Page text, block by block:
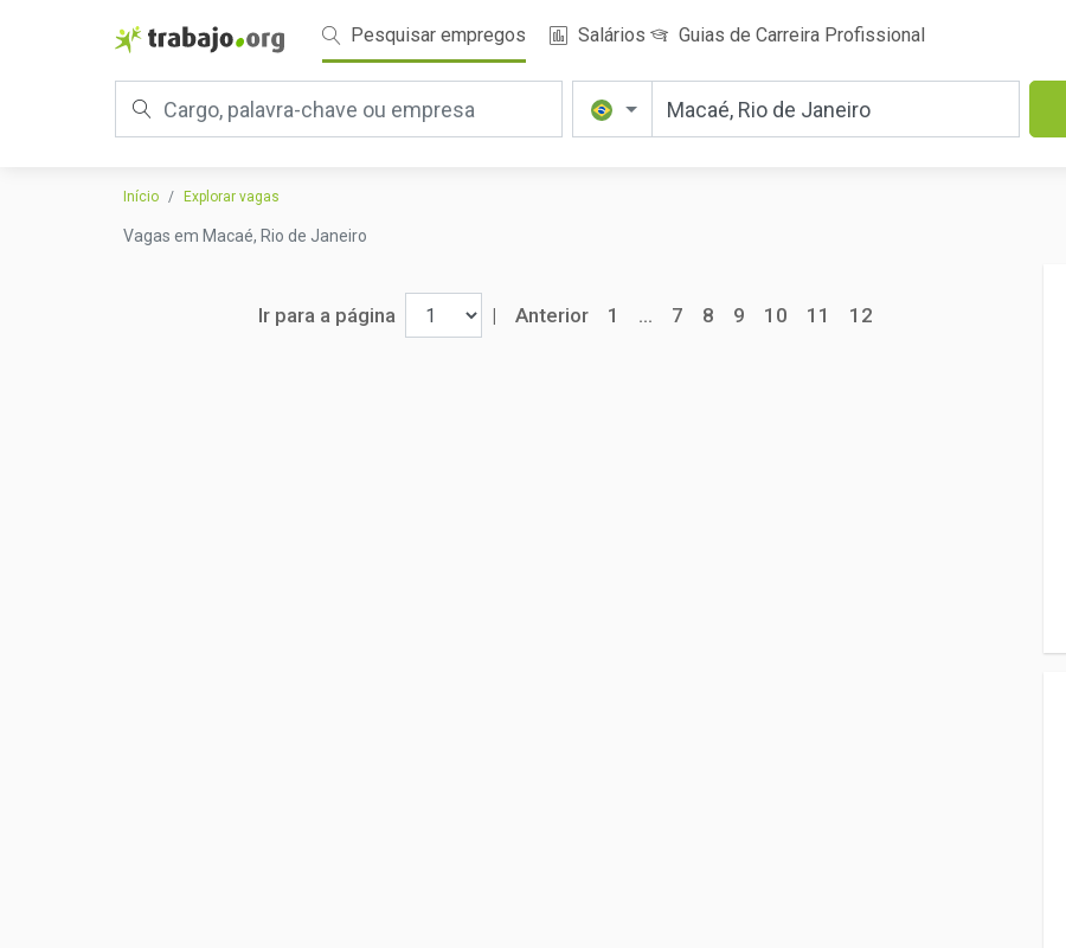
Pesquisar empregos Salários Guias de Carreira Profissional
Início Explorar vagas
Vagas em Macaé, Rio de Janeiro
Ir para a página | Anterior 1 ... 7 8 9 10 11 12